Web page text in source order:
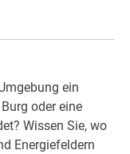
ein
oder eine
Wissen Sie, wo
Energiefeldern